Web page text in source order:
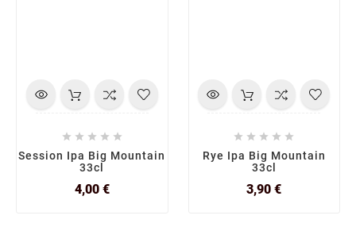
    
Session Ipa Big Mountain
33cl
4,00 €Prix
    
Rye Ipa Big Mountain
33cl
3,90 €Prix